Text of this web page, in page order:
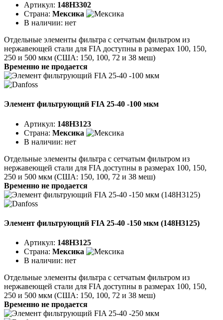
Артикул: 148H3302
Страна: Мексика
В наличии: нет
Отдельные элементы фильтра с сетчатым фильтром из
нержавеющей стали для FIA доступны в размерах 100, 150,
250 и 500 мкм (США: 150, 100, 72 и 38 меш)
Временно не продается
Элемент фильтрующий FIA 25-40 -100 мкм
Артикул: 148H3123
Страна: Мексика
В наличии: нет
Отдельные элементы фильтра с сетчатым фильтром из
нержавеющей стали для FIA доступны в размерах 100, 150,
250 и 500 мкм (США: 150, 100, 72 и 38 меш)
Временно не продается
Элемент фильтрующий FIA 25-40 -150 мкм (148H3125)
Артикул: 148H3125
Страна: Мексика
В наличии: нет
Отдельные элементы фильтра с сетчатым фильтром из
нержавеющей стали для FIA доступны в размерах 100, 150,
250 и 500 мкм (США: 150, 100, 72 и 38 меш)
Временно не продается